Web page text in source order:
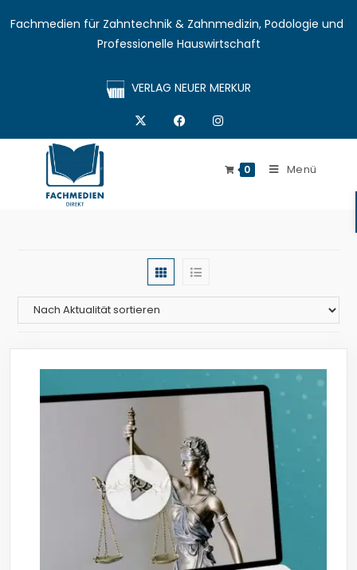
Fachmedien für Zahntechnik & Zahnmedizin, Podologie und
Professionelle Hauswirtschaft
VERLAG NEUER MERKUR
0 Menü